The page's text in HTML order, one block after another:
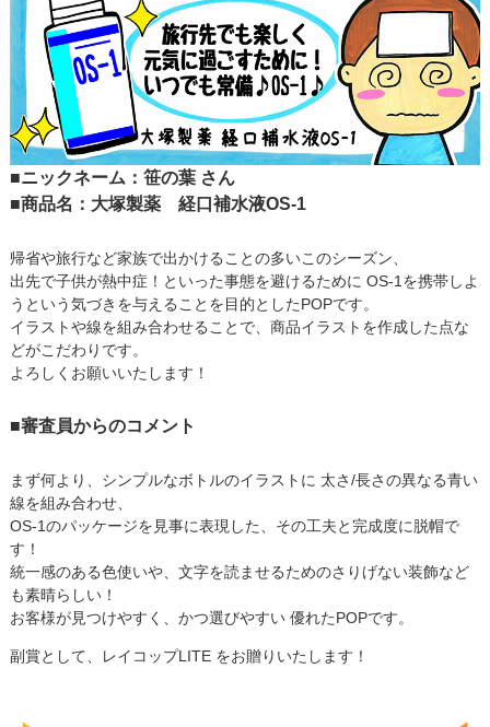
■ニックネーム：笹の葉 さん
■商品名：大塚製薬 経口補水液OS-1
帰省や旅行など家族で出かけることの多いこのシーズン、
出先で子供が熱中症！といった事態を避けるために OS-1を携帯しよ
うという気づきを与えることを目的としたPOPです。
イラストや線を組み合わせることで、商品イラストを作成した点な
どがこだわりです。
よろしくお願いいたします！
■審査員からのコメント
まず何より、シンプルなボトルのイラストに 太さ/長さの異なる青い
線を組み合わせ、
OS-1のパッケージを見事に表現した、その工夫と完成度に脱帽で
す！
統一感のある色使いや、文字を読ませるためのさりげない装飾など
も素晴らしい！
お客様が見つけやすく、かつ選びやすい 優れたPOPです。
副賞として、レイコップLITE をお贈りいたします！